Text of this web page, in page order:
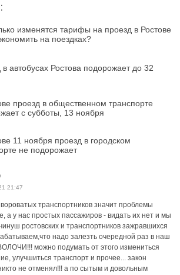
изменятся тарифы на проезд в Ростове
на поездках?
в автобусах Ростова подорожает до 32
проезд в общественном транспорте
с субботы, 13 ноября
11 ноября проезд в городском
не подорожает
21:47
транспортников значит проблемы
а у нас простых пассажиров - видать их нет и мы
ростовских и транспортников зажравшихся
надо залезть очередной раз в наш
можно подумать от этого измениться
улучшиться транспорт и прочее... закон
не отменял!!! а по сытым и довольным